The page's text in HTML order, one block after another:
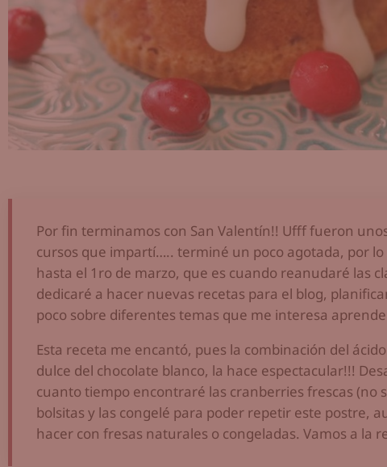
Por fin terminamos con San Valentín!! Ufff fueron
cursos que impartí….. terminé un poco agotada, por
hasta el 1ro de marzo, que es cuando reanudaré las
dedicaré a hacer nuevas recetas para el blog,
poco sobre diferentes temas que me interesa
Esta receta me encantó, pues la combinación del
dulce del chocolate blanco, la hace espectacular!!!
cuanto tiempo encontraré las cranberries frescas (no
bolsitas y las congelé para poder repetir este postre,
hacer con fresas naturales o congeladas. Vamos a la